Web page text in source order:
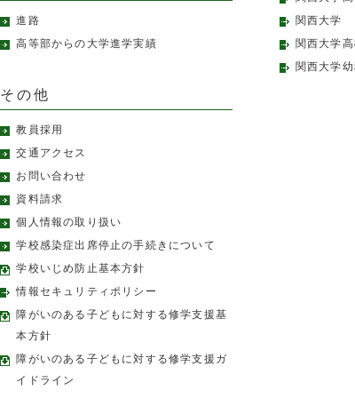
進路
高等部からの大学進学実績
その他
教員採用
交通アクセス
お問い合わせ
資料請求
個人情報の取り扱い
学校感染症出席停止の手続きについて
学校いじめ防止基本方針
情報セキュリティポリシー
障がいのある子どもに対する修学支援基
本方針
障がいのある子どもに対する修学支援ガ
イドライン
関西大学
関西大学
関西大学幼